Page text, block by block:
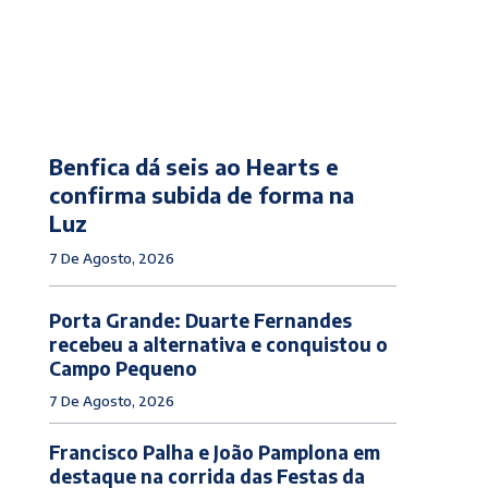
Benfica dá seis ao Hearts e
confirma subida de forma na
Luz
7 De Agosto, 2026
Porta Grande: Duarte Fernandes
recebeu a alternativa e conquistou o
Campo Pequeno
7 De Agosto, 2026
Francisco Palha e João Pamplona em
destaque na corrida das Festas da